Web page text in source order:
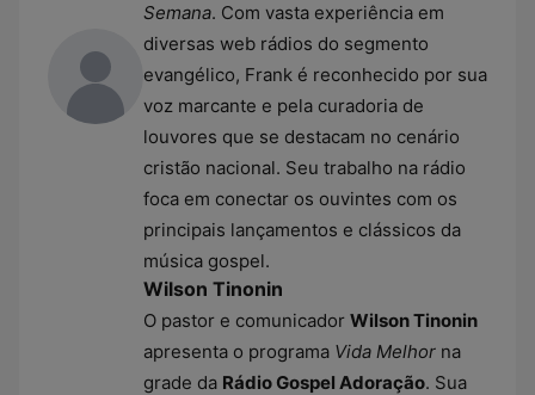
Semana. Com vasta experiência em
diversas web rádios do segmento
evangélico, Frank é reconhecido por sua
voz marcante e pela curadoria de
louvores que se destacam no cenário
cristão nacional. Seu trabalho na rádio
foca em conectar os ouvintes com os
principais lançamentos e clássicos da
música gospel.
Wilson Tinonin
O pastor e comunicador Wilson Tinonin
apresenta o programa Vida Melhor na
grade da Rádio Gospel Adoração. Sua